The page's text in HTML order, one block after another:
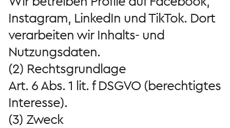
Instagram, LinkedIn und TikTok. Dort
verarbeiten wir Inhalts- und
Nutzungsdaten.
(2) Rechtsgrundlage
Art. 6 Abs. 1 lit. f DSGVO (berechtigtes
Interesse).
(3) Zweck